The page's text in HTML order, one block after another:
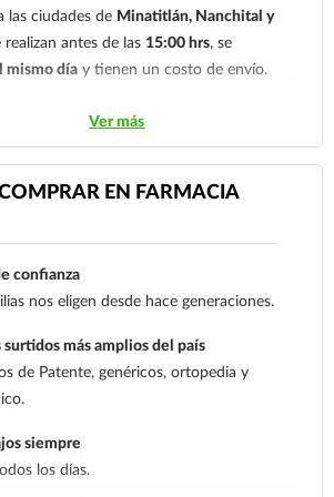
de pago el cliente deberá enviar
de pago a al siguiente correo
ecommerce@farmaciagloria.mx o a
las ciudades de Minatitlán, Nanchital y
realizan antes de las 15:00 hrs, se
mismo día y tienen un costo de envío.
de otras localidades se envían mediante
.Sólo hacemos envíos en el territorio
la tarifa nacional al día siguiente, los
realizarseantes de las 14:00 hrs.El
de la tarifa económica es de
refrigerados siempre se debe
tarifa nacional día siguiente
cadena de frío. Todos los productos se
Ver más
EN FARMACIA
confianza
nos eligen desde hace generaciones.
surtidos más amplios del país
de Patente, genéricos, ortopedia y
siempre
los días.